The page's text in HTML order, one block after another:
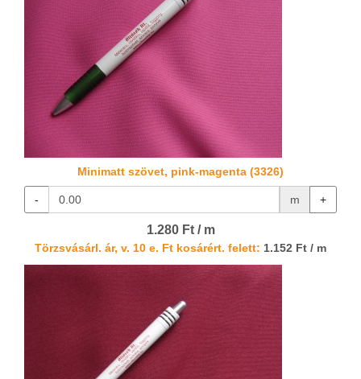
Minimatt szövet, pink-magenta (3326)
- m +
1.280 Ft / m
Törzsvásárl. ár, v. 10 e. Ft kosárért. felett: 1.152 Ft / m